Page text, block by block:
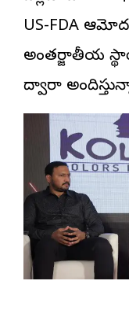
US-FDA
అంతర్జాతీయ
ద్వారా